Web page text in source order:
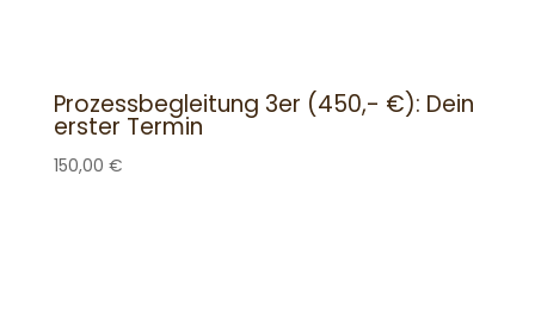
Prozessbegleitung 3er (450,- €): Dein
erster Termin
150,00 €